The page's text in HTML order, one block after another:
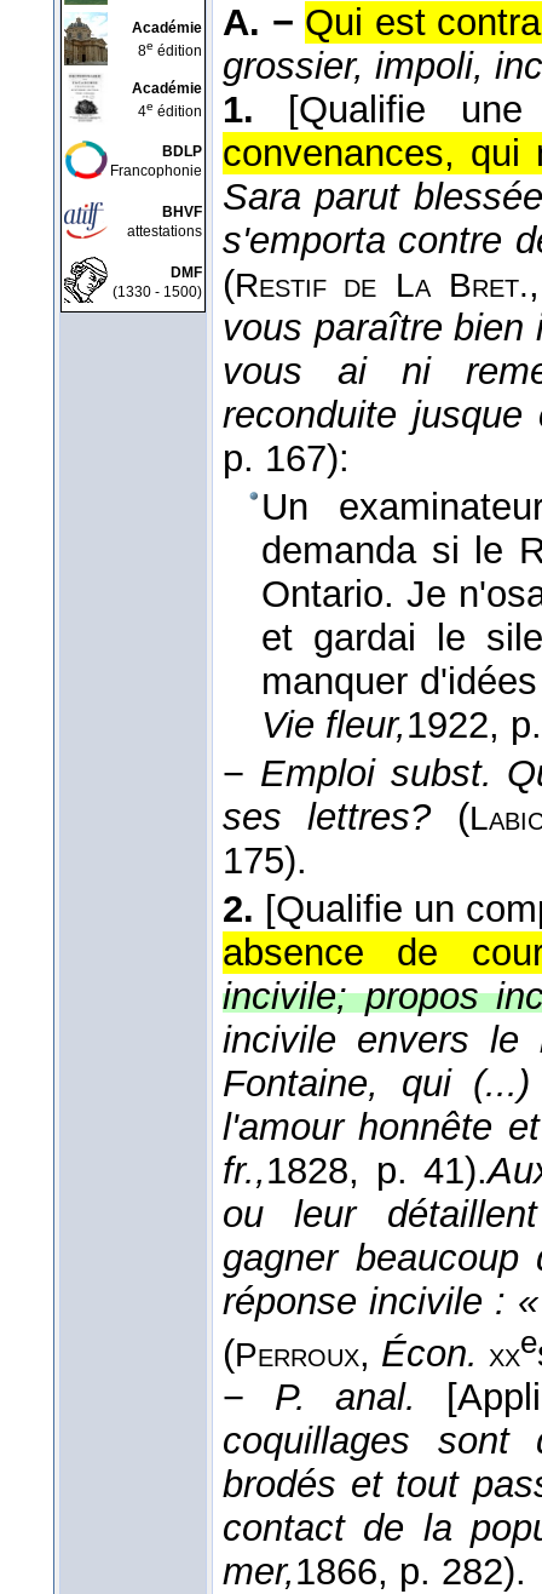
Académie
8e édition
Académie
4e édition
BDLP
Francophonie
BHVF
attestations
DMF
(1330 - 1500)
A. − Qui est
grossier, impoli,
1.
[Qualifie
convenances, qui
Sara parut
s'emporta contre
(Restif de La Bret.
vous paraître bien
vous ai ni
reconduite
p. 167):
Un
demanda si le
Ontario. Je
et gardai le
manquer
Vie fleur,1922,
− Emploi subst.
ses lettres? (
175).
2. [Qualifie un
absence de
incivile; propos
incivile envers le
Fontaine, qui
l'amour honnête
fr.,1828, p. 41).
ou leur
gagner
réponse incivile :
(Perroux, Écon. xxe
− P. anal.
coquillages sont
brodés et tout
contact de la
mer,1866, p. 282).